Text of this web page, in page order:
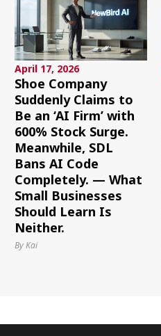
April 17, 2026
Shoe Company
Suddenly Claims to
Be an ‘AI Firm’ with
600% Stock Surge.
Meanwhile, SDL
Bans AI Code
Completely. — What
Small Businesses
Should Learn Is
Neither.
By Kai